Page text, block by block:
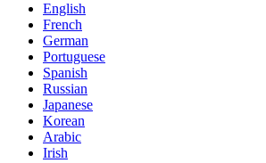
English
French
German
Portuguese
Spanish
Russian
Japanese
Korean
Arabic
Irish